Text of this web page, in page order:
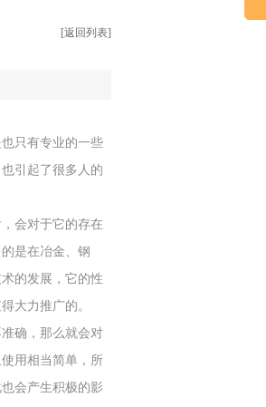
[返回列表]
只有专业的一些
引起了很多人的
会对于它的存在
是在冶金、钢
的发展，它的性
大力推广的。
确，那么就会对
用相当简单，所
会产生积极的影